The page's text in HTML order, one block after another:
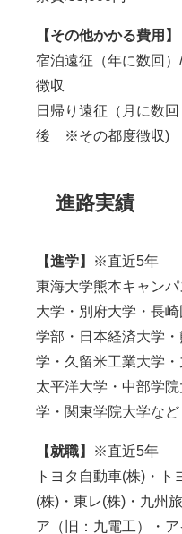
【その他かかる費用】
宿泊遠征（年に数回
徴収
日帰り遠征（月に数
後 ※その都度徴収)
進路実績
【進学】
※直近5年
東海大学熊本キャン
大学・別府大学・長
学部・日本経済大学
学・久留米工業大学
太平洋大学・中部学
学・関東学院大学など
【就職】
※直近5年
トヨタ自動車(株)・ト
(株)・東レ(株)・九州
ア（旧：九電工）・